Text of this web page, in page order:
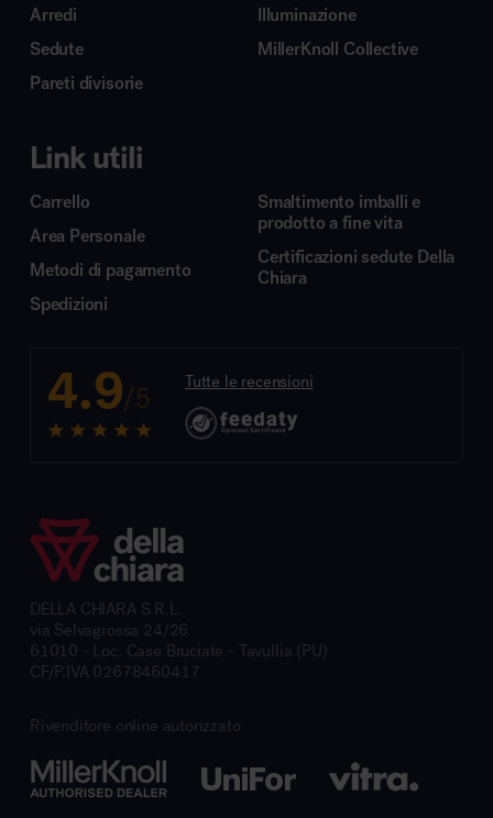
Arredi
Sedute
Pareti divisorie
Illuminazione
MillerKnoll Collective
Link utili
Carrello
Area Personale
Metodi di pagamento
Spedizioni
Smaltimento imballi e
prodotto a fine vita
Certificazioni sedute Della
Chiara
4.9/5 Tutte le recensioni
DELLA CHIARA S.R.L.
via Selvagrossa 24/26
61010 - Loc. Case Bruciate - Tavullia (PU)
CF/P.IVA 02678460417
Rivenditore online autorizzato